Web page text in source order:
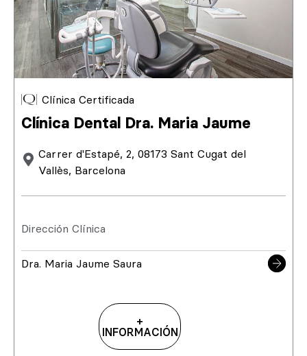
Clínica Certificada
Clínica Dental Dra. Maria Jaume
Carrer d'Estapé, 2, 08173 Sant Cugat del
Vallès, Barcelona
Dirección Clínica
Dra. Maria Jaume Saura
+
INFORMACIÓN